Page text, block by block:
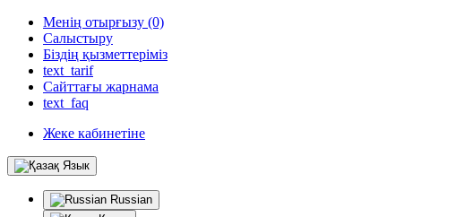
Менің отырғызу (0)
Салыстыру
Біздің қызметтеріміз
text_tarif
Сайттағы жарнама
text_faq
Жеке кабинетіне
Язык
Russian